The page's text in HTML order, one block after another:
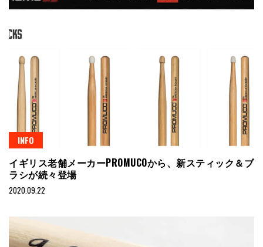
INFO
イギリス老舗メーカーPROMUCOから、新スティック＆ブ
ラシが続々登場
2020.09.22